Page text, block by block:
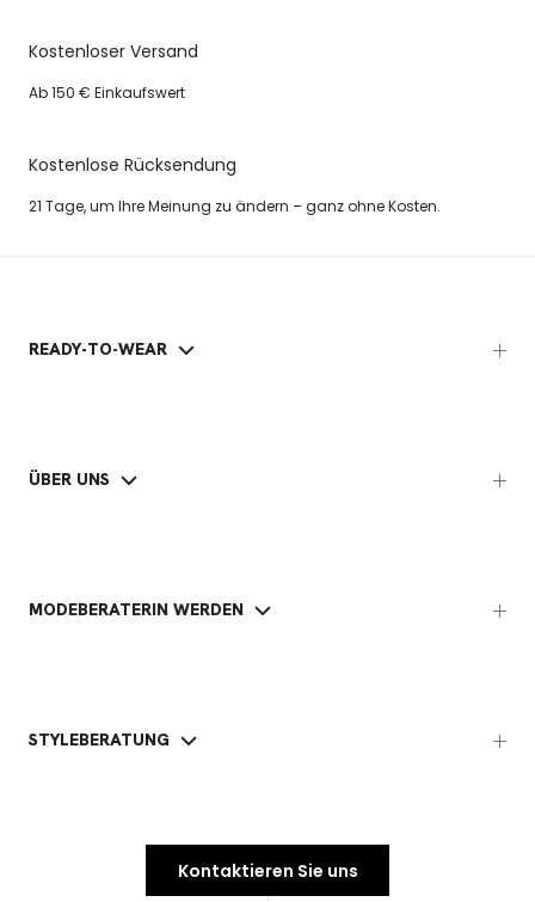
Kostenloser Versand
Ab 150 € Einkaufswert
Kostenlose Rücksendung
21 Tage, um Ihre Meinung zu ändern – ganz ohne Kosten.
READY-TO-WEAR
ÜBER UNS
MODEBERATERIN WERDEN
STYLEBERATUNG
Kontaktieren Sie uns